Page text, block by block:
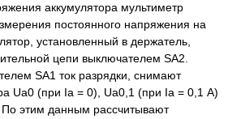
аккумулятора мультиметр
постоянного напряжения на
установленный в держатель,
цепи выключателем SA2.
SA1 ток разрядки, снимают
Uа0 (при Iа = 0), Uа0,1 (при Iа = 0,1 А)
этим данным рассчитывают